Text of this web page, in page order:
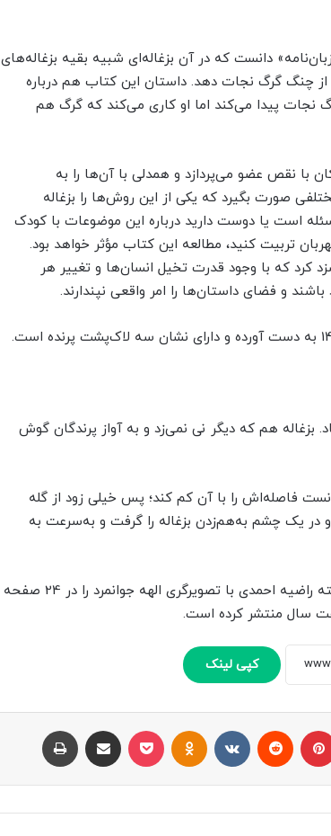
دانست که در آن بزغاله‌ای شبیه بقیه بزغاله‌های
چنگ گرگ نجات دهد. داستان این کتاب هم درباره
نجات پیدا می‌کند اما او کاری می‌کند که گرگ هم
با نقص عضو می‌پردازد و همدلی با آن‌ها را به
صورت بگیرد که یکی از این روش‌ها را بزغاله
است یا دوست دارید درباره این موضوعات با کودک
تربیت کنید، مطالعه این کتاب مؤثر خواهد بود.
کرد که با وجود قدرت تخیل انسان‌ها و تغییر هر
باشند و فضای داستان‌ها را امر واقعی نپندارند.
بزغاله هم که دیگر نی نمی‌زد و به آواز پرندگان گوش
فاصله‌اش را با آن کم کند؛ پس خیلی زود از گله
یک چشم به‌هم‌زدن بزغاله را گرفت و به‌سرعت به
انتشارات میچکا، کتاب «صدای نی از کجا می‌آمد؟» نوشته راضیه احمدی با تصویرگری الهه جوانمرد را در 24 صفحه
کپی لینک